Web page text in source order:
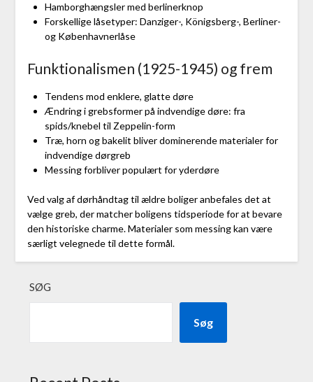
Hamborghængsler med berlinerknop
Forskellige låsetyper: Danziger-, Königsberg-, Berliner-
og Københavnerlåse
Funktionalismen (1925-1945) og frem
Tendens mod enklere, glatte døre
Ændring i grebsformer på indvendige døre: fra
spids/knebel til Zeppelin-form
Træ, horn og bakelit bliver dominerende materialer for
indvendige dørgreb
Messing forbliver populært for yderdøre
Ved valg af dørhåndtag til ældre boliger anbefales det at
vælge greb, der matcher boligens tidsperiode for at bevare
den historiske charme. Materialer som messing kan være
særligt velegnede til dette formål.
SØG
Søg